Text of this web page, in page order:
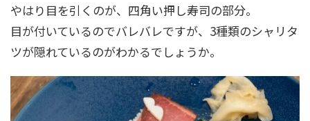
やはり目を引くのが、四角い押し寿司の部分。
目が付いているのでバレバレですが、3種類のシャリタ
ツが隠れているのがわかるでしょうか。